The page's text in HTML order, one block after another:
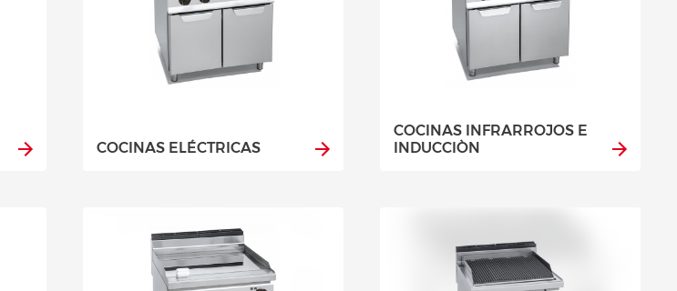
COCINAS ELÉCTRICAS
COCINAS INFRARROJOS E
INDUCCIÒN